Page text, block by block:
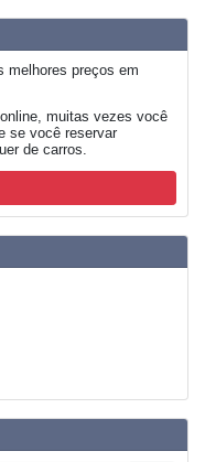
melhores preços em
muitas vezes você
se você reservar
de carros.